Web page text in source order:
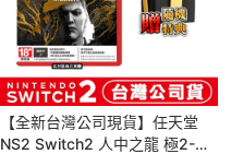
【全新台灣公司現貨】任天堂
NS2 Switch2 人中之龍 極2-中